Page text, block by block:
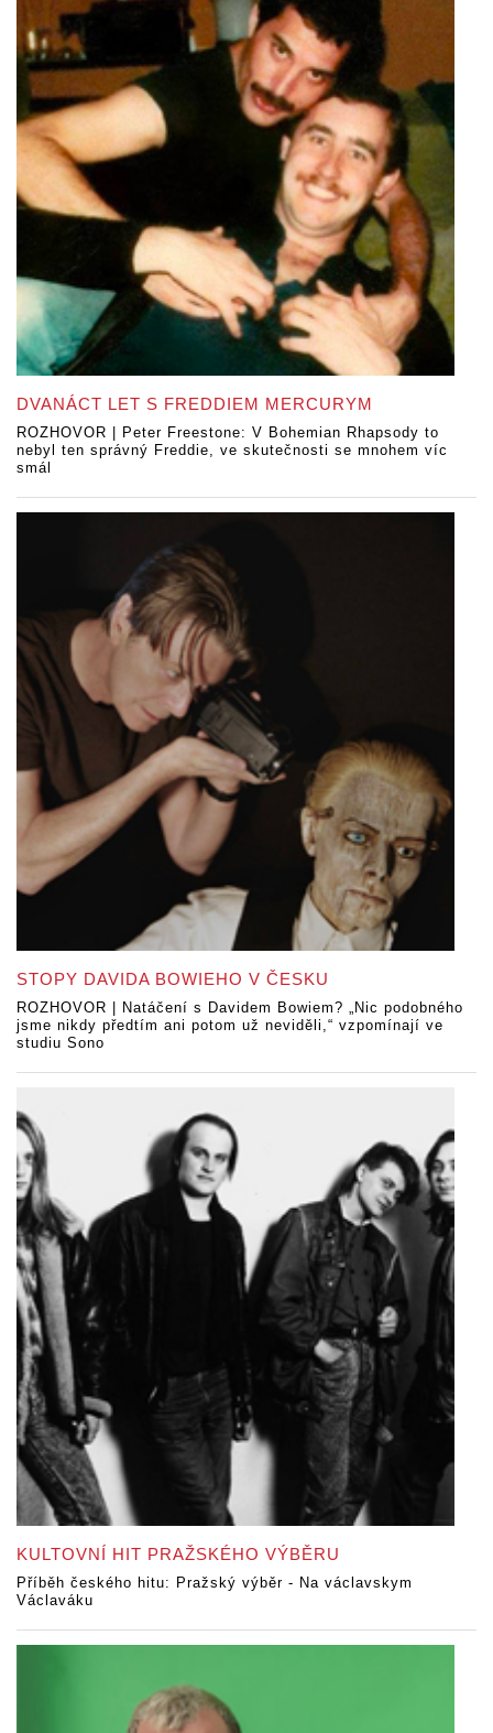
DVANÁCT LET S FREDDIEM MERCURYM
ROZHOVOR | Peter Freestone: V Bohemian Rhapsody to
nebyl ten správný Freddie, ve skutečnosti se mnohem víc
smál
STOPY DAVIDA BOWIEHO V ČESKU
ROZHOVOR | Natáčení s Davidem Bowiem? „Nic podobného
jsme nikdy předtím ani potom už neviděli,“ vzpomínají ve
studiu Sono
KULTOVNÍ HIT PRAŽSKÉHO VÝBĚRU
Příběh českého hitu: Pražský výběr - Na václavskym
Václaváku